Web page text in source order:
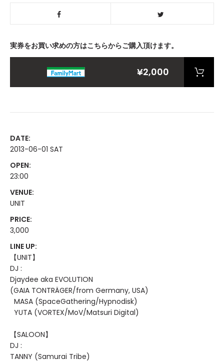
実券をお買い求めの方はこちらからご購入頂けます。
¥2,000
DATE:
2013-06-01 SAT
OPEN:
23:00
VENUE:
UNIT
PRICE:
3,000
LINE UP:
【UNIT】
DJ :
Djaydee aka EVOLUTION
(GAIA TONTRÄGER/from Germany, USA)
MASA (SpaceGathering/Hypnodisk)
YUTA (VORTEX/MoV/Matsuri Digital)
【SALOON】
DJ :
TANNY (Samurai Tribe)